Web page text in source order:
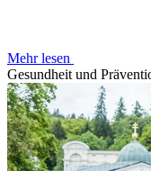
Mehr lesen
Gesundheit und